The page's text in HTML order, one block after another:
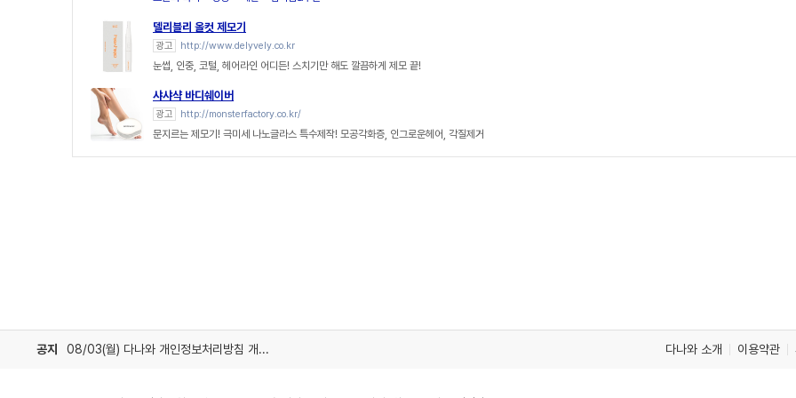
델리블리 올컷 제모기
광고 http://www.delyvely.co.kr
눈썹, 인중, 코털, 헤어라인 어디든! 스치기만 해도 깔끔하게 제모 끝!
샤샤샥 바디쉐이버
광고 http://monsterfactory.co.kr/
문지르는 제모기! 극미세 나노글라스 특수제작! 모공각화증, 인그로운헤어, 각질제거
공지 08/03(월) 다나와 개인정보처리방침 개정 안내 다나와 소개 이용약관